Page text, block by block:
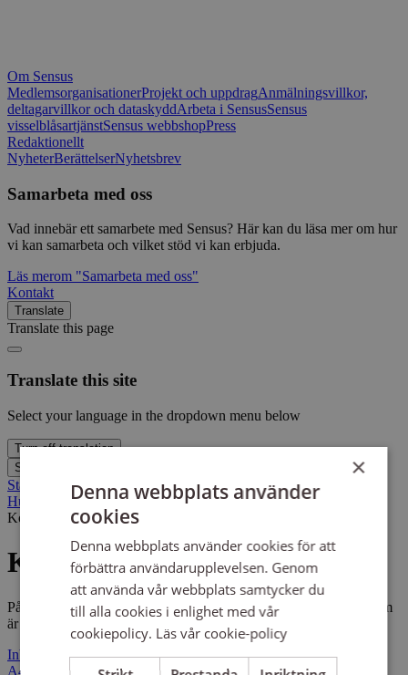
Om Sensus
MedlemsorganisationerProjekt och uppdragAnmälningsvillkor,
deltagarvillkor och dataskyddArbeta i SensusSensus
visselblåsartjänstSensus webbshopPress
Redaktionellt
NyheterBerättelserNyhetsbrev
Samarbeta med oss
Vad innebär ett samarbete med Sensus? Här kan du läsa mer om hur
vi kan samarbeta och vilket stöd vi kan erbjuda.
Läs merom "Samarbeta med oss"
Kontakt
Translate
Translate this page
Translate this site
Select your language in the dropdown menu below
Turn off translation
Sök
Startsida
Hur skapar vi fred med jorden?
Kommunikationsmaterial
Kommunikationsmaterial
På den här sidan har vi samlat kommunikationsmaterial för dig som
är cirkelledare.
Inbjudan, word-fil A4Poster, PDF A3Kort info/flyer, PDF
A4
Informationsbroschyr, PDF A4Logotyper, tre varianter, PNG
×
Denna webbplats använder
cookies
Denna webbplats använder cookies för att
förbättra användarupplevelsen. Genom
att använda vår webbplats samtycker du
till alla cookies i enlighet med vår
cookiepolicy. Läs vår cookie-policy